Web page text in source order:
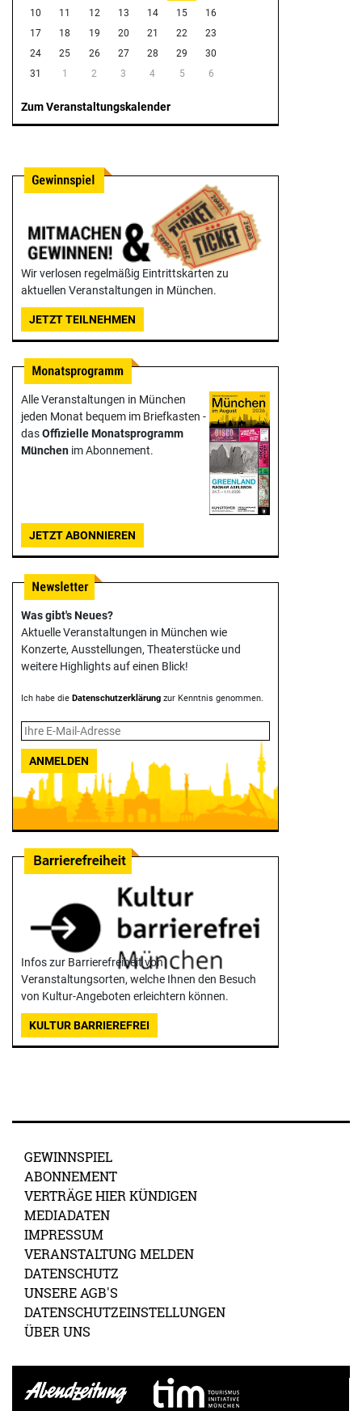
10
11 12 13 14 15
16
17
18 19 20 21 22
23
24
25 26 27 28 29
30
31
1 2 3 4 5 6
Zum Veranstaltungskalender
Wir verlosen regelmäßig Eintrittskarten zu
aktuellen Veranstaltungen in München.
JETZT TEILNEHMEN
Alle Veranstaltungen in München
jeden Monat bequem im Briefkasten -
dasOffizielle Monats­programm
München im Abonnement.
JETZT ABONNIEREN
Was gibt's Neues?
Aktuelle Veranstaltungen in München wie
Konzerte, Ausstellungen, Theater­stücke und
weitere Highlights auf einen Blick!
Ich habe die Datenschutzerklärung zur Kenntnis genommen.
ANMELDEN
Infos zur Barrierefreiheit von
Veranstaltungsorten, welche Ihnen den Besuch
von Kultur-Angeboten erleichtern können.
KULTUR BARRIEREFREI
GEWINNSPIEL
ABONNEMENT
VERTRÄGE HIER KÜNDIGEN
MEDIADATEN
IMPRESSUM
VERANSTALTUNG MELDEN
DATENSCHUTZ
UNSERE AGB'S
DATENSCHUTZEINSTELLUNGEN
ÜBER UNS